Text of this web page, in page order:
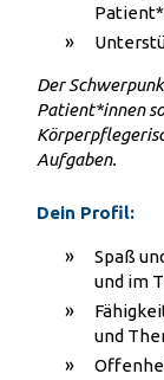
Der
Patient*innen
Aufgaben.
Dein Profil:
Spaß
und im
und